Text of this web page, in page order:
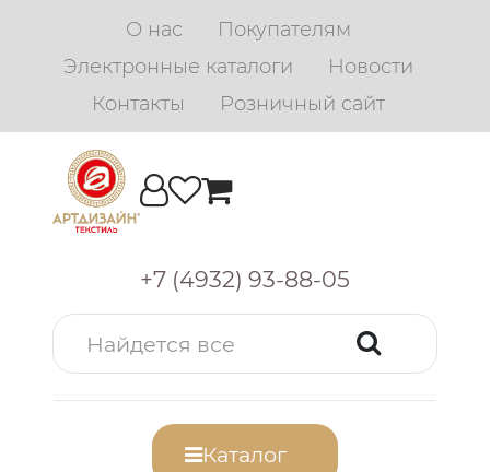
О нас
Покупателям
Электронные каталоги
Новости
Контакты
Розничный сайт
+7 (4932) 93-88-05
Каталог